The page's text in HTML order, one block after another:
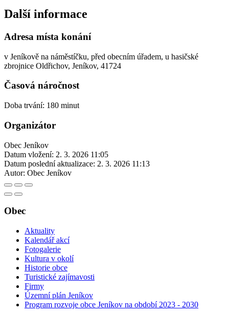
Další informace
Adresa místa konání
v Jeníkově na náměstíčku, před obecním úřadem, u hasičské
zbrojnice Oldřichov, Jeníkov, 41724
Časová náročnost
Doba trvání: 180 minut
Organizátor
Obec Jeníkov
Datum vložení: 2. 3. 2026 11:05
Datum poslední aktualizace: 2. 3. 2026 11:13
Autor: Obec Jeníkov
Obec
Aktuality
Kalendář akcí
Fotogalerie
Kultura v okolí
Historie obce
Turistické zajímavosti
Firmy
Územní plán Jeníkov
Program rozvoje obce Jeníkov na období 2023 - 2030